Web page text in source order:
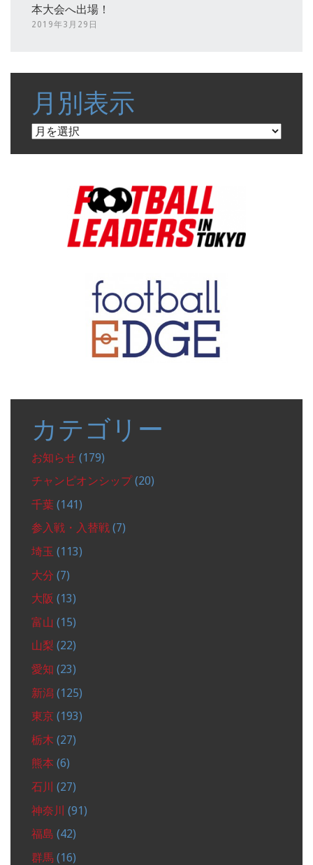
本大会へ出場！
2019年3月29日
月別表示
月
カテゴリー
お知らせ (179)
チャンピオンシップ(20)
千葉 (141)
参入戦・入替戦 (7)
埼玉 (113)
大分 (7)
大阪 (13)
富山 (15)
山梨 (22)
愛知 (23)
新潟 (125)
東京 (193)
栃木 (27)
熊本 (6)
石川 (27)
神奈川 (91)
福島 (42)
群馬 (16)